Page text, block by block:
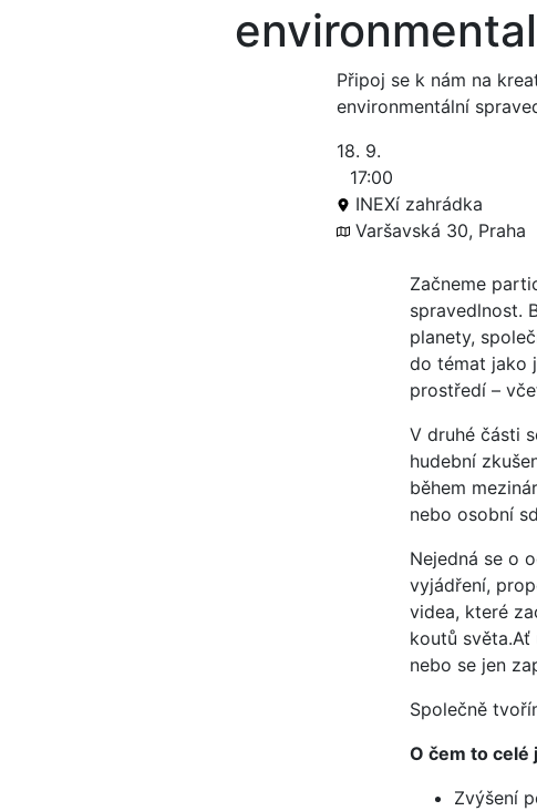
Připoj se k nám na
environmentální
18. 9.
17:00
INEXí zahrádka
Varšavská 30, Praha
Začneme
spravedlnost.
planety,
do témat jako
prostředí –
V druhé části
hudební
během
nebo osobní
Nejedná se o
vyjádření,
videa, které
koutů světa.Ať
nebo se jen
Společně
O čem to celé
Zvýšení